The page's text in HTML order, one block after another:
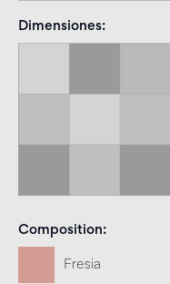
Dimensiones
Composition
Fresia